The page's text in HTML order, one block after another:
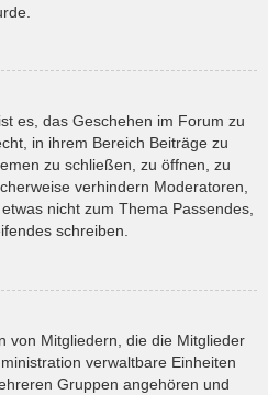
es, das Geschehen im Forum zu
in ihrem Bereich Beiträge zu
zu schließen, zu öffnen, zu
verhindern Moderatoren,
nicht zum Thema Passendes,
schreiben.
von Mitgliedern, die die Mitglieder
verwaltbare Einheiten
Gruppen angehören und